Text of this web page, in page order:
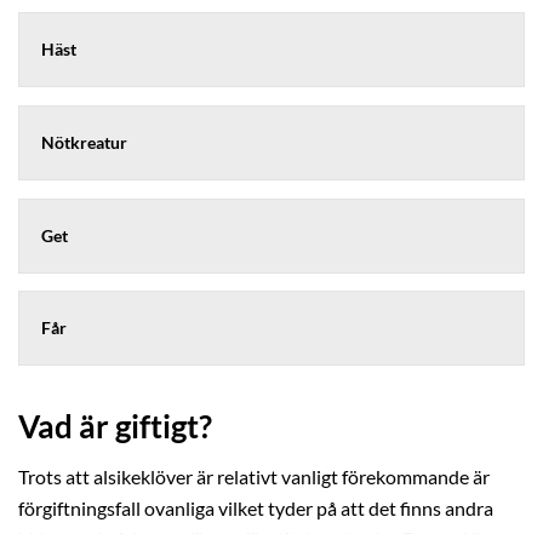
Häst
Nötkreatur
Get
Får
Vad är giftigt?
Trots att alsikeklöver är relativt vanligt förekommande är
förgiftningsfall ovanliga vilket tyder på att det finns andra